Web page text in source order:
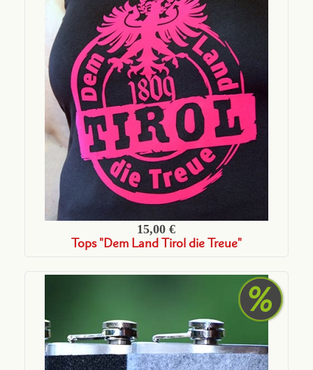
15,00 €
Tops "Dem Land Tirol die Treue"